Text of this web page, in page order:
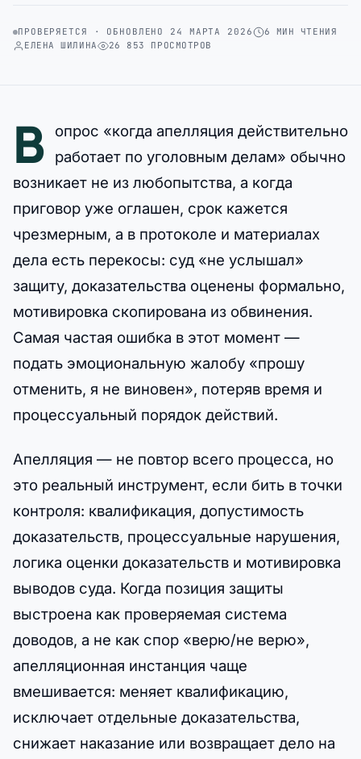
ПРОВЕРЯЕТСЯ · ОБНОВЛЕНО 24 МАРТА 2026
6 МИН ЧТЕНИЯ
ЕЛЕНА ШИЛИНА
26 853 ПРОСМОТРОВ
В
опрос «когда апелляция действительно
работает по уголовным делам» обычно
возникает не из любопытства, а когда
приговор уже оглашен, срок кажется
чрезмерным, а в протоколе и материалах
дела есть перекосы: суд «не услышал»
защиту, доказательства оценены формально,
мотивировка скопирована из обвинения.
Самая частая ошибка в этот момент —
подать эмоциональную жалобу «прошу
отменить, я не виновен», потеряв время и
процессуальный порядок действий.
Апелляция — не повтор всего процесса, но
это реальный инструмент, если бить в точки
контроля: квалификация, допустимость
доказательств, процессуальные нарушения,
логика оценки доказательств и мотивировка
выводов суда. Когда позиция защиты
выстроена как проверяемая система
доводов, а не как спор «верю/не верю»,
апелляционная инстанция чаще
вмешивается: меняет квалификацию,
исключает отдельные доказательства,
снижает наказание или возвращает дело на